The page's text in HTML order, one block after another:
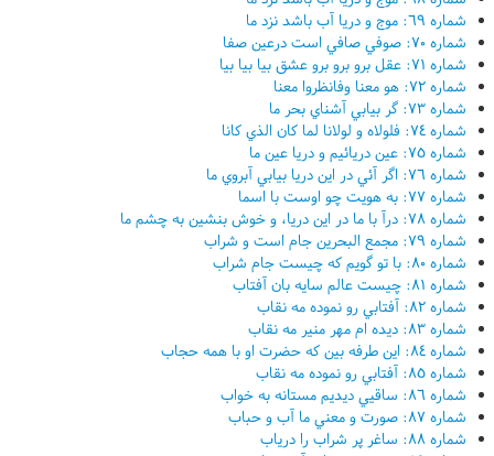
شماره ٦٩: موج و دريا آب باشد نزد ما
شماره ٧٠: صوفي صافي است درعين صفا
شماره ٧١: عقل برو برو برو عشق بيا بيا بيا
شماره ٧٢: هو معنا وفانظروا معنا
شماره ٧٣: گر بيابي آشناي بحر ما
شماره ٧٤: فلولاه و لولانا لما کان الذي کانا
شماره ٧٥: عين دريائيم و دريا عين ما
شماره ٧٦: اگر آئي در اين دريا بيابي آبروي ما
شماره ٧٧: به هويت چو اوست با اسما
شماره ٧٨: درآ با ما در اين دريا، و خوش بنشين به چشم ما
شماره ٧٩: مجمع البحرين جام است و شراب
شماره ٨٠: با تو گويم که چيست جام شراب
شماره ٨١: چيست عالم سايه بان آفتاب
شماره ٨٢: آفتابي رو نموده مه نقاب
شماره ٨٣: ديده ام مهر منير مه نقاب
شماره ٨٤: اين طرفه بين که حضرت او با همه حجاب
شماره ٨٥: آفتابي رو نموده مه نقاب
شماره ٨٦: ساقيي ديديم مستانه به خواب
شماره ٨٧: صورت و معني ما آب و حباب
شماره ٨٨: ساغر پر شراب را درياب